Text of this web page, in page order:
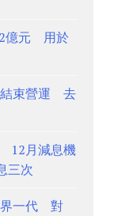
2億元 用於
結束營運 去
12月減息機
三次
界一代 對